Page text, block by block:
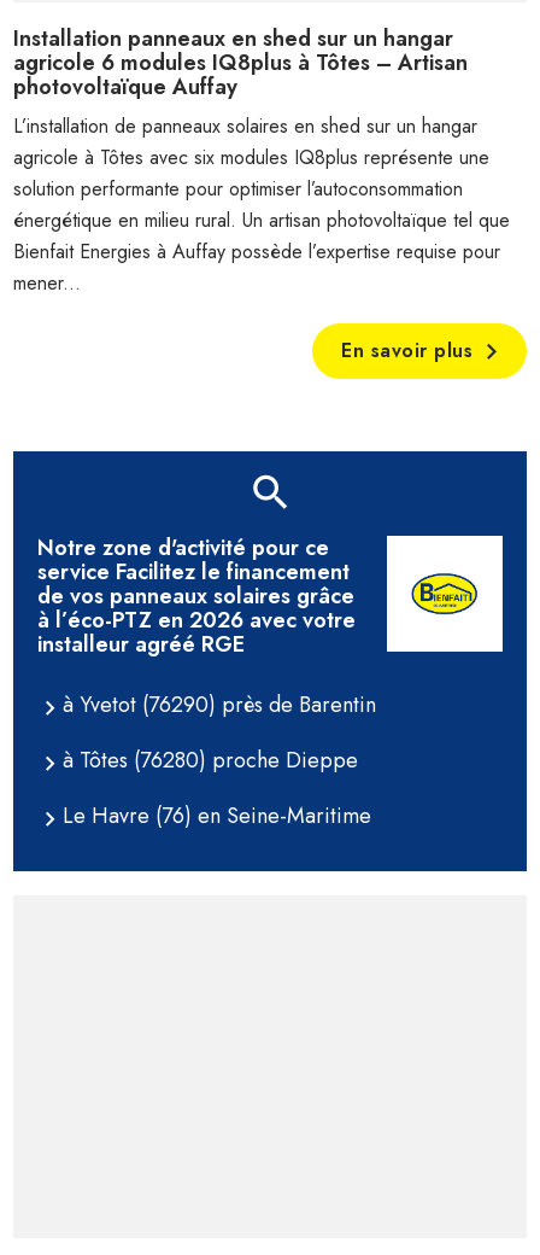
Installation panneaux en shed sur un hangar
agricole 6 modules IQ8plus à Tôtes – Artisan
photovoltaïque Auffay
L’installation de panneaux solaires en shed sur un hangar
agricole à Tôtes avec six modules IQ8plus représente une
solution performante pour optimiser l’autoconsommation
énergétique en milieu rural. Un artisan photovoltaïque tel que
Bienfait Energies à Auffay possède l’expertise requise pour
mener...
En savoir plus
Notre zone d'activité pour ce
service Facilitez le financement
de vos panneaux solaires grâce
à l’éco-PTZ en 2026 avec votre
installeur agréé RGE
à Yvetot (76290) près de Barentin
à Tôtes (76280) proche Dieppe
Le Havre (76) en Seine-Maritime